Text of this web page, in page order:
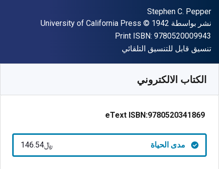
المؤلف (المؤلفون)
Stephen C. Pepper
الناشر
نشر بواسطة University of California Press
حقوق الطبع والنشر © 1942
Print ISBN: 9780520009943
شكل
تنسيق قابل للتنسيق التلقائي
الكتاب الالكتروني
eText ISBN:9780520341869
مدى الحياة ﷼‎146.54